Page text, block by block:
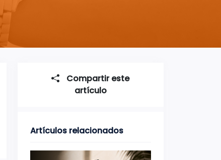
Compartir este
artículo
Artículos relacionados